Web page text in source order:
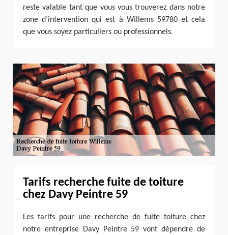
reste valable tant que vous vous trouverez dans notre
zone d’intervention qui est à Willems 59780 et cela
que vous soyez particuliers ou professionnels.
Tarifs recherche fuite de toiture
chez Davy Peintre 59
Les tarifs pour une recherche de fuite toiture chez
notre entreprise Davy Peintre 59 vont dépendre de